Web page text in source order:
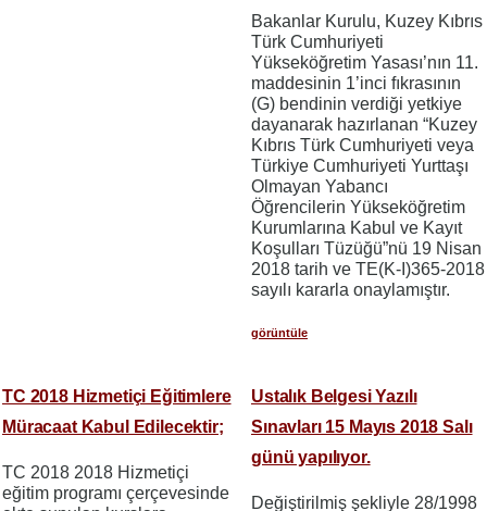
Bakanlar Kurulu, Kuzey Kıbrıs
Türk Cumhuriyeti
Yükseköğretim Yasası’nın 11.
maddesinin 1’inci fıkrasının
(G) bendinin verdiği yetkiye
dayanarak hazırlanan “Kuzey
Kıbrıs Türk Cumhuriyeti veya
Türkiye Cumhuriyeti Yurttaşı
Olmayan Yabancı
Öğrencilerin Yükseköğretim
Kurumlarına Kabul ve Kayıt
Koşulları Tüzüğü”nü 19 Nisan
2018 tarih ve TE(K-I)365-2018
sayılı kararla onaylamıştır.
görüntüle
TC 2018 Hizmetiçi Eğitimlere
Müracaat Kabul Edilecektir;
TC 2018 2018 Hizmetiçi
eğitim programı çerçevesinde
Ustalık Belgesi Yazılı
Sınavları 15 Mayıs 2018 Salı
günü yapılıyor.
Değiştirilmiş şekliyle 28/1998